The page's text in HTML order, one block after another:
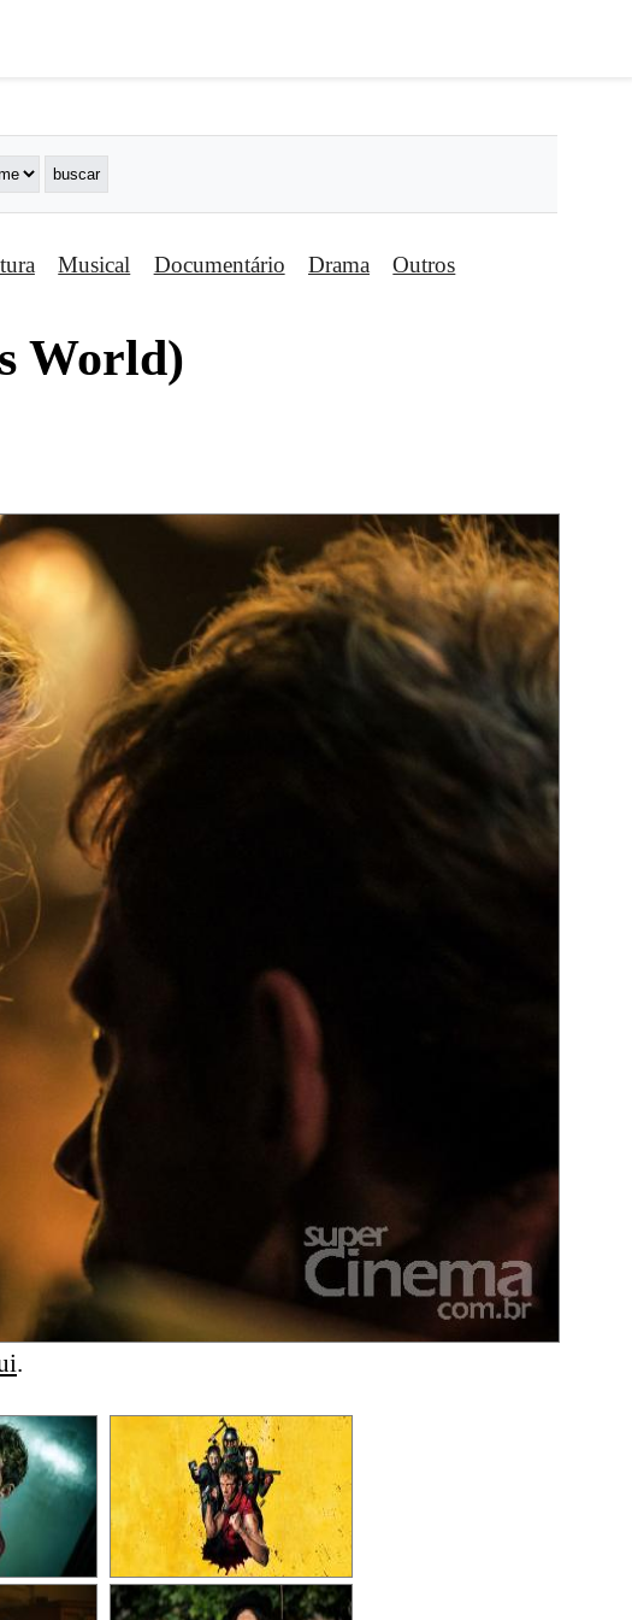
Musical Documentário Drama Outros
World)
.